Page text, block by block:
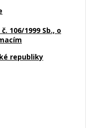
106/1999 Sb., o
republiky